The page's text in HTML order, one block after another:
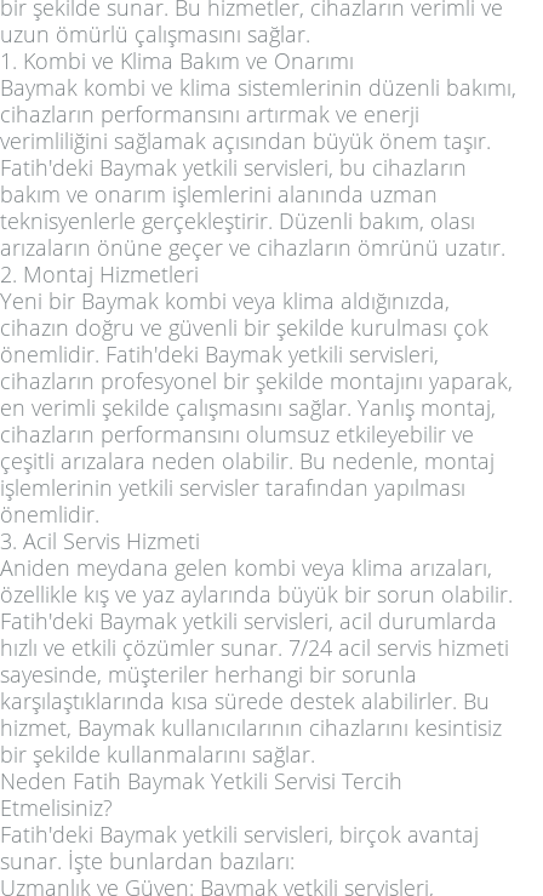
bir şekilde sunar. Bu hizmetler, cihazların verimli ve
uzun ömürlü çalışmasını sağlar.
1. Kombi ve Klima Bakım ve Onarımı
Baymak kombi ve klima sistemlerinin düzenli bakımı,
cihazların performansını artırmak ve enerji
verimliliğini sağlamak açısından büyük önem taşır.
Fatih'deki Baymak yetkili servisleri, bu cihazların
bakım ve onarım işlemlerini alanında uzman
teknisyenlerle gerçekleştirir. Düzenli bakım, olası
arızaların önüne geçer ve cihazların ömrünü uzatır.
2. Montaj Hizmetleri
Yeni bir Baymak kombi veya klima aldığınızda,
cihazın doğru ve güvenli bir şekilde kurulması çok
önemlidir. Fatih'deki Baymak yetkili servisleri,
cihazların profesyonel bir şekilde montajını yaparak,
en verimli şekilde çalışmasını sağlar. Yanlış montaj,
cihazların performansını olumsuz etkileyebilir ve
çeşitli arızalara neden olabilir. Bu nedenle, montaj
işlemlerinin yetkili servisler tarafından yapılması
önemlidir.
3. Acil Servis Hizmeti
Aniden meydana gelen kombi veya klima arızaları,
özellikle kış ve yaz aylarında büyük bir sorun olabilir.
Fatih'deki Baymak yetkili servisleri, acil durumlarda
hızlı ve etkili çözümler sunar. 7/24 acil servis hizmeti
sayesinde, müşteriler herhangi bir sorunla
karşılaştıklarında kısa sürede destek alabilirler. Bu
hizmet, Baymak kullanıcılarının cihazlarını kesintisiz
bir şekilde kullanmalarını sağlar.
Neden Fatih Baymak Yetkili Servisi Tercih
Etmelisiniz?
Fatih'deki Baymak yetkili servisleri, birçok avantaj
sunar. İşte bunlardan bazıları:
Uzmanlık ve Güven: Baymak yetkili servisleri,